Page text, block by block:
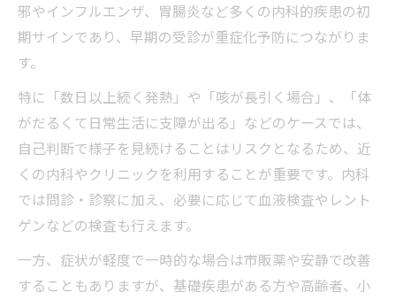
邪やインフルエンザ、胃腸炎など多くの内科的疾患の初
期サインであり、早期の受診が重症化予防につながりま
す。
特に「数日以上続く発熱」や「咳が長引く場合」、「体
がだるくて日常生活に支障が出る」などのケースでは、
自己判断で様子を見続けることはリスクとなるため、近
くの内科やクリニックを利用することが重要です。内科
では問診・診察に加え、必要に応じて血液検査やレント
ゲンなどの検査も行えます。
一方、症状が軽度で一時的な場合は市販薬や安静で改善
することもありますが、基礎疾患がある方や高齢者、小